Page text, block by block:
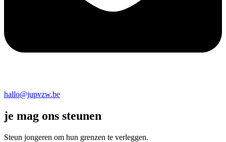
hallo@jupvzw.be
je mag ons steunen
Steun jongeren om hun grenzen te verleggen.